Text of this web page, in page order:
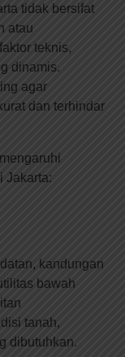
tidak bersifat
atau
teknis,
dinamis.
agar
dan terhindar
Jakarta:
kandungan
bawah
tanah,
dibutuhkan.